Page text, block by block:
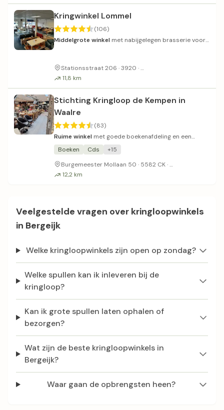
Kringwinkel Lommel
(106)
Middelgrote winkel met nabijgelegen brasserie voor
Stationsstraat 206 · 3920 ·
11,8 km
Stichting Kringloop de Kempen in
Waalre
(83)
Ruime winkel met goede boekenafdeling en een
speciale biedhoek.
Boeken Cds
+15
Burgemeester Mollaan 50 · 5582 CK ·
12,2 km
Veelgestelde vragen over kringloopwinkels
in Bergeijk
Welke kringloopwinkels zijn open op zondag?
Welke spullen kan ik inleveren bij de
kringloop?
Kan ik grote spullen laten ophalen of
bezorgen?
Wat zijn de beste kringloopwinkels in
Bergeijk?
Waar gaan de opbrengsten heen?